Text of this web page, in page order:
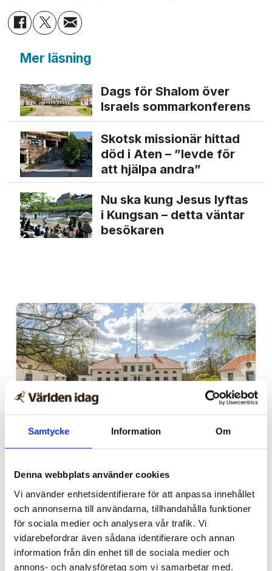
Samtycke Information Om
Denna webbplats använder cookies
Vi använder enhetsidentifierare för att anpassa innehållet
och annonserna till användarna, tillhandahålla funktioner
för sociala medier och analysera vår trafik. Vi
vidarebefordrar även sådana identifierare och annan
information från din enhet till de sociala medier och
annons- och analysföretag som vi samarbetar med.
Mer läsning
Dags för Shalom över
Israels sommarkonferens
Skotsk missionär hittad
död i Aten – ”levde för
att hjälpa andra”
Nu ska kung Jesus lyftas
i Kungsan – detta väntar
besökaren
Alingsås
Dags för Shalom över
Israels sommarkonferens